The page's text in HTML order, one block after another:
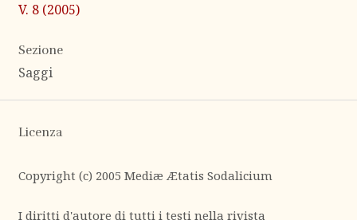
V. 8 (2005)
Sezione
Saggi
Licenza
Copyright (c) 2005 Mediæ Ætatis Sodalicium
I diritti d'autore di tutti i testi nella rivista